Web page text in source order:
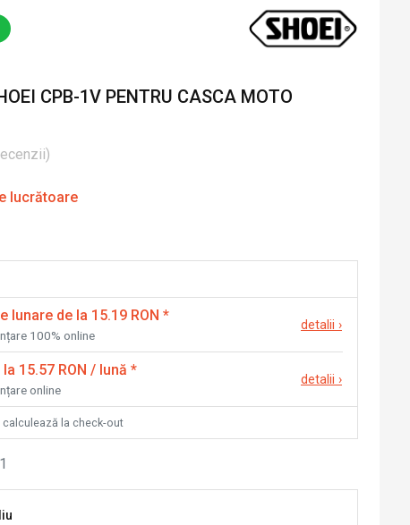
CPB-1V PENTRU CASCA MOTO
)
lucrătoare
lunare de la 15.19 RON *
100% online
detalii ›
15.57 RON / lună *
online
detalii ›
la check-out